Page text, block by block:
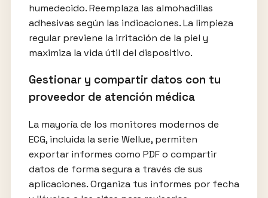
humedecido. Reemplaza las almohadillas
adhesivas según las indicaciones. La limpieza
regular previene la irritación de la piel y
maximiza la vida útil del dispositivo.
Gestionar y compartir datos con tu
proveedor de atención médica
La mayoría de los monitores modernos de
ECG, incluida la serie Wellue, permiten
exportar informes como PDF o compartir
datos de forma segura a través de sus
aplicaciones. Organiza tus informes por fecha